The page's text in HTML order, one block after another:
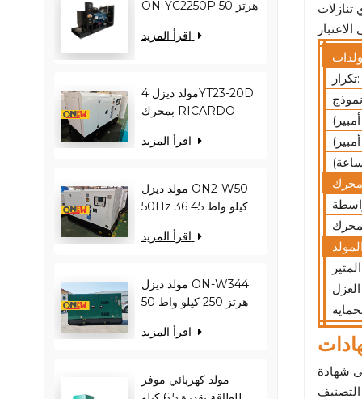
ON-YC2250P 50 هرتز
كيلو فولت أمبير
مولد ديزل 4YT23-20D
بمحرك RICARDO
كيلو فولت أمبير ON2-
مولد ديزل ON2-W50
50Hz 36 كيلو واط 45
RICARDO
مولد ديزل ON-W344
50 هرتز 250 كيلو واط
RICARDO WT13B-
مولد كهربائي موفر
تنازلات
تكرار: